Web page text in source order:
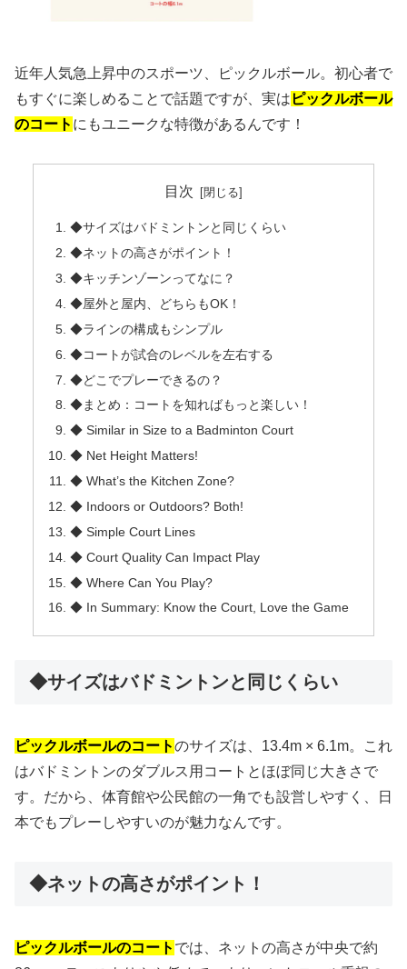
近年人気急上昇中のスポーツ、ピックルボール。初心者で
もすぐに楽しめることで話題ですが、実は ピックルボール
のコート にもユニークな特徴があるんです！
目次
◆サイズはバドミントンと同じくらい
◆ネットの高さがポイント！
◆キッチンゾーンってなに？
◆屋外と屋内、どちらもOK！
◆ラインの構成もシンプル
◆コートが試合のレベルを左右する
◆どこでプレーできるの？
◆まとめ：コートを知ればもっと楽しい！
◆ Similar in Size to a Badminton Court
◆ Net Height Matters!
◆ What’s the Kitchen Zone?
◆ Indoors or Outdoors? Both!
◆ Simple Court Lines
◆ Court Quality Can Impact Play
◆ Where Can You Play?
◆ In Summary: Know the Court, Love the Game
◆サイズはバドミントンと同じくらい
ピックルボールのコートのサイズは、13.4m × 6.1m。これ
はバドミントンのダブルス用コートとほぼ同じ大きさで
す。だから、体育館や公民館の一角でも設営しやすく、日
本でもプレーしやすいのが魅力なんです。
◆ネットの高さがポイント！
ピックルボールのコート では、ネットの高さが中央で約